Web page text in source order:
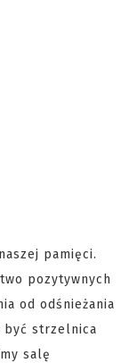
pamięci.
pozytywnych
od odśnieżania
być strzelnica
salę